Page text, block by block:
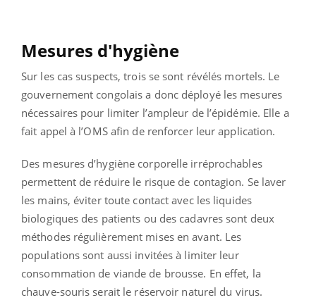
Mesures d'hygiène
Sur les cas suspects, trois se sont révélés mortels. Le
gouvernement congolais a donc déployé les mesures
nécessaires pour limiter l’ampleur de l’épidémie. Elle a
fait appel à l’OMS afin de renforcer leur application.
Des mesures d’hygiène corporelle irréprochables
permettent de réduire le risque de contagion. Se laver
les mains, éviter toute contact avec les liquides
biologiques des patients ou des cadavres sont deux
méthodes régulièrement mises en avant. Les
populations sont aussi invitées à limiter leur
consommation de viande de brousse. En effet, la
chauve-souris serait le réservoir naturel du virus.